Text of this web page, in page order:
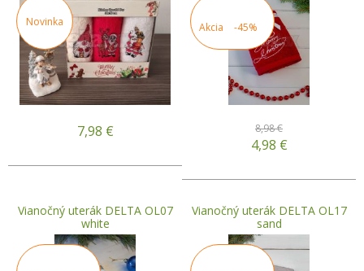
Novinka
7,98 €
Akcia -45%
8,98 €
4,98 €
Vianočný uterák DELTA OL07
white
Vianočný uterák DELTA OL17
sand